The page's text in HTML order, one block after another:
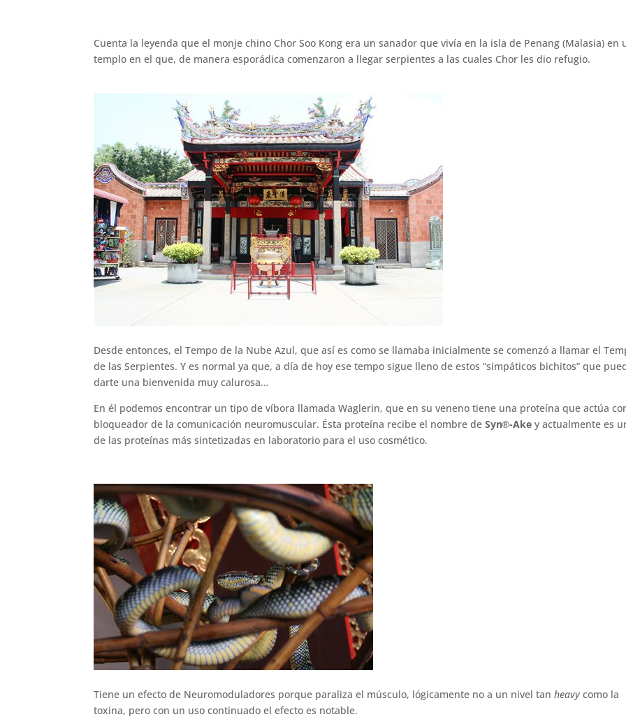
Cuenta la leyenda que el monje chino Chor Soo Kong era un sanador que vivía en la isla de Penang (Malasia) en
templo en el que, de manera esporádica comenzaron a llegar serpientes a las cuales Chor les dio refugio.
Desde entonces, el Tempo de la Nube Azul, que así es como se llamaba inicialmente se comenzó a llamar el
de las Serpientes. Y es normal ya que, a día de hoy ese tempo sigue lleno de estos “simpáticos bichitos” que
darte una bienvenida muy calurosa…
En él podemos encontrar un tipo de víbora llamada Waglerin, que en su veneno tiene una proteína que actúa
bloqueador de la comunicación neuromuscular. Ésta proteína recibe el nombre deSyn®-Akey actualmente es
de las proteínas más sintetizadas en laboratorio para el uso cosmético.
Tiene un efecto de Neuromoduladores porque paraliza el músculo, lógicamente no a un nivel tanheavy como la
toxina, pero con un uso continuado el efecto es notable.